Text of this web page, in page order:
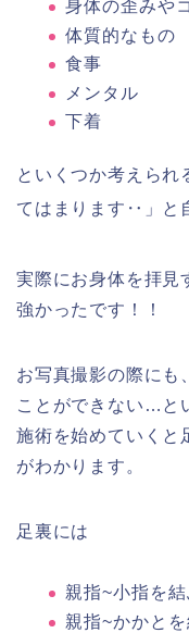
身体の歪みや
体質的なもの
食事
メンタル
下着
といくつか考えられ
てはまります‥」と
実際にお身体を拝見
強かったです！！
お写真撮影の際にも
ことができない…と
施術を始めていくと
がわかります。
足裏には
親指~小指を
親指~かかと